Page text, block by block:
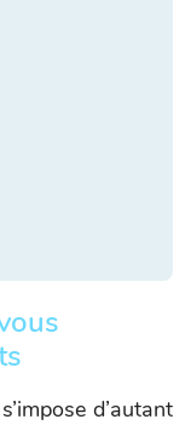
d’autant